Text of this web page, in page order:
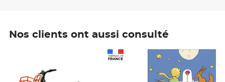
Nos clients ont aussi consulté
Prix 7,50€